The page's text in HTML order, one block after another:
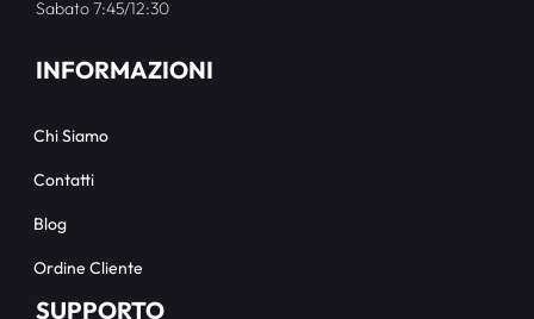
Sabato 7:45/12:30
INFORMAZIONI
Chi Siamo
Contatti
Blog
Ordine Cliente
SUPPORTO